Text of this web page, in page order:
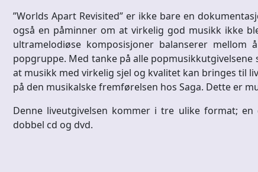
”Worlds Apart Revisited” er ikke bare en
også en påminner om at virkelig god musikk ikke
ultramelodiøse komposisjoner balanserer
popgruppe. Med tanke på alle
at musikk med virkelig sjel og kvalitet kan bringes til
på den musikalske fremførelsen hos Saga. Dette er
Denne liveutgivelsen kommer i tre ulike format;
dobbel cd og dvd.